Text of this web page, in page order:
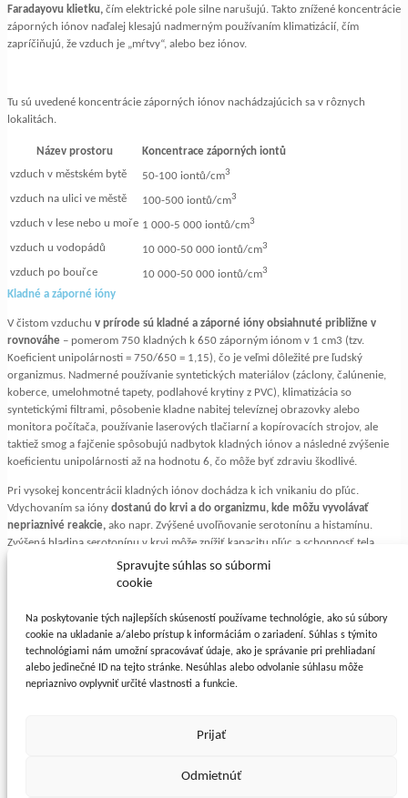
Spravujte súhlas so súbormi
cookie
Na poskytovanie tých najlepších skúseností používame technológie, ako sú súbory
cookie na ukladanie a/alebo prístup k informáciám o zariadení. Súhlas s týmito
technológiami nám umožní spracovávať údaje, ako je správanie pri prehliadaní
alebo jedinečné ID na tejto stránke. Nesúhlas alebo odvolanie súhlasu môže
nepriaznivo ovplyvniť určité vlastnosti a funkcie.
Prijať
Odmietnúť
Faradayovu klietku, čím elektrické pole silne narušujú. Takto znížené koncentrácie
záporných iónov naďalej klesajú nadmerným používaním klimatizácií, čím
zapríčiňujú, že vzduch je „mŕtvy“, alebo bez iónov.
Tu sú uvedené koncentrácie záporných iónov nachádzajúcich sa v rôznych
lokalitách.
Název prostoru
Koncentrace záporných iontů
vzduch v městském bytě
50-100 iontů/cm3
vzduch na ulici ve městě 100-500 iontů/cm3
vzduch v lese nebo u moře 1 000-5 000 iontů/cm3
vzduch u vodopádů 10 000-50 000 iontů/cm3
vzduch po bouřce 10 000-50 000 iontů/cm3
Kladné a záporné ióny
V čistom vzduchu v prírode sú kladné a záporné ióny obsiahnuté približne v
rovnováhe – pomerom 750 kladných k 650 záporným iónom v 1 cm3 (tzv.
Koeficient unipolárnosti = 750/650 = 1,15), čo je veľmi dôležité pre ľudský
organizmus. Nadmerné používanie syntetických materiálov (záclony, čalúnenie,
koberce, umelohmotné tapety, podlahové krytiny z PVC), klimatizácia so
syntetickými filtrami, pôsobenie kladne nabitej televíznej obrazovky alebo
monitora počítača, používanie laserových tlačiarní a kopírovacích strojov, ale
taktiež smog a fajčenie spôsobujú nadbytok kladných iónov a následné zvýšenie
koeficientu unipolárnosti až na hodnotu 6, čo môže byť zdraviu škodlivé.
Pri vysokej koncentrácii kladných iónov dochádza k ich vnikaniu do pľúc.
Vdychovaním sa ióny dostanú do krvi a do organizmu, kde môžu vyvolávať
nepriaznivé reakcie, ako napr. Zvýšené uvoľňovanie serotonínu a histamínu.
Zvýšená hladina serotonínu v krvi môže znížiť kapacitu pľúc a schopnosť tela
absorbovať kyslík. Serotonín rovnako spôsobuje sťahovanie hladkého svalstva, čo
môže vyvolať migrénu, alergické reakcie, popudlivosť, horúčosť, bolesti v krku,
prejaviť bolesťami srdca, alergiami, sennou nádchou, nevoľnosťou a
nespavosťou.
Tabuľka uvádza koncentrácie kladných a záporných iónov vo vzduchu, stanovené
p- > 600